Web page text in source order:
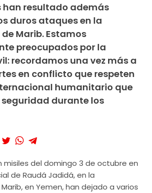
han resultado además
duros ataques en la
Marib. Estamos
preocupados por la
recordamos una vez más a
en conflicto que respeten
humanitario que
durante los
misiles del domingo 3 de octubre en
de Raudá Jadidá, en la
en Yemen, han dejado a varios